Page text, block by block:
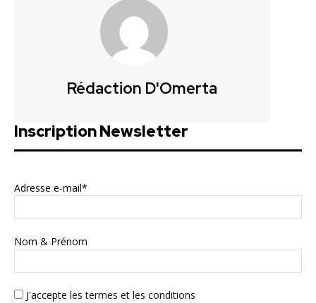
Rédaction D'Omerta
Inscription Newsletter
Adresse e-mail*
Nom & Prénom
J'accepte les termes et les conditions